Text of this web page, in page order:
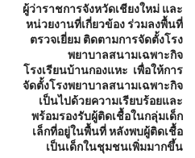
ผู้ว่าราชการจังหวัดเชียงใหม่ และ
หน่วยงานที่เกี่ยวข้อง ร่วมลงพื้นที่
ตรวจเยี่ยม ติดตามการจัดตั้งโรง
พยาบาลสนามเฉพาะกิจ
โรงเรียนบ้านกองแหะ เพื่อให้การ
จัดตั้งโรงพยาบาลสนามเฉพาะกิจ
เป็นไปด้วยความเรียบร้อยและ
พร้อมรองรับผู้ติดเชื้อในกลุ่มเด็ก
เล็กที่อยู่ในพื้นที่ หลังพบผู้ติดเชื้อ
เป็นเด็กในชุมชนเพิ่มมากขึ้น